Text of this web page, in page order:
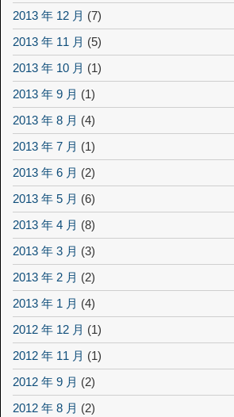
2013 年 12 月 (7)
2013 年 11 月 (5)
2013 年 10 月 (1)
2013 年 9 月 (1)
2013 年 8 月 (4)
2013 年 7 月 (1)
2013 年 6 月 (2)
2013 年 5 月 (6)
2013 年 4 月 (8)
2013 年 3 月 (3)
2013 年 2 月 (2)
2013 年 1 月 (4)
2012 年 12 月 (1)
2012 年 11 月 (1)
2012 年 9 月 (2)
2012 年 8 月 (2)